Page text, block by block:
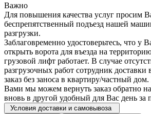
Важно
Для повышения качества услуг просим
беспрепятственный подъезд нашей
разгрузки.
Заблаговременно удостоверьтесь, что у
открыть ворота для въезда на
грузовой лифт работает. В случае
разгрузочных работ сотрудник доставки
заказ без заноса в квартиру/частный
Вами мы можем вернуть заказ обратно
вновь в другой удобный для Вас день за
Условия доставки и самовывоза